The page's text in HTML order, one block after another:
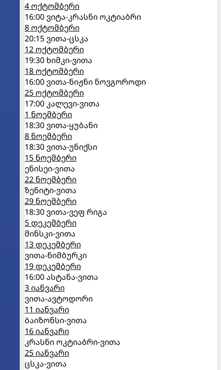
4 ოქტომბერი
16:00 ვიტა-კრასნი ოკტიაბრი
8 ოქტომბერი
20:15 ვითა-ცსკა
12 ოქტომბერი
19:30 ხიმკი-ვითა
18 ოქტომბერი
16:00 ვითა-ნიჟნი ნოვგოროდი
25 ოქტომბერი
17:00 კალევი-ვითა
1 ნოემბერი
18:30 ვითა-ყუბანი
8 ნოემბერი
18:30 ვითა-უნიქსი
15 ნოემბერი
ენისეი-ვითა
22 ნოემბერი
ზენიტი-ვითა
29 ნოემბერი
18:30 ვითა-ვეფ რიგა
5 დეკემბერი
მინსკი-ვითა
13 დეკემბერი
ვითა-ნიმბურკი
19 დეკემბერი
16:00 ასტანა-ვითა
3 იანვარი
ვითა-ავტოდორი
11 იანვარი
ბაიზონსი-ვითა
16 იანვარი
კრასნი ოკტიაბრი-ვითა
25 იანვარი
ცსკა-ვითა